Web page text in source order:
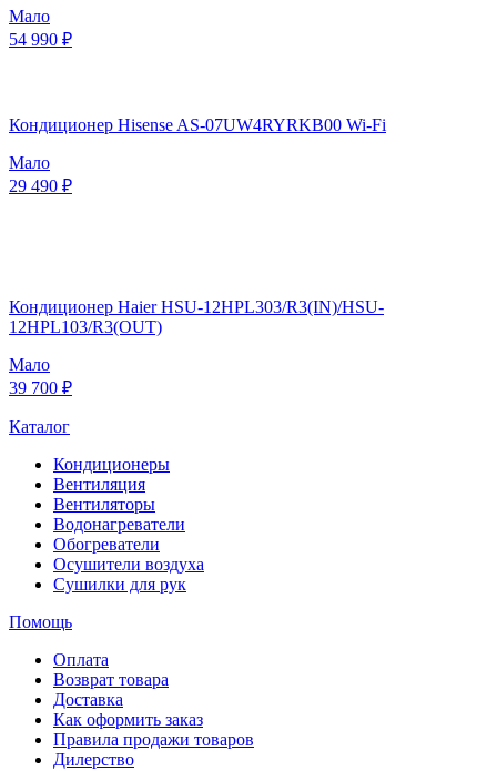
Мало
54 990 ₽
Кондиционер Hisense AS-07UW4RYRKB00 Wi-Fi
Мало
29 490 ₽
Кондиционер Haier HSU-12HPL303/R3(IN)/HSU-
12HPL103/R3(OUT)
Мало
39 700 ₽
Каталог
Кондиционеры
Вентиляция
Вентиляторы
Водонагреватели
Обогреватели
Осушители воздуха
Сушилки для рук
Помощь
Оплата
Возврат товара
Доставка
Как оформить заказ
Правила продажи товаров
Дилерство